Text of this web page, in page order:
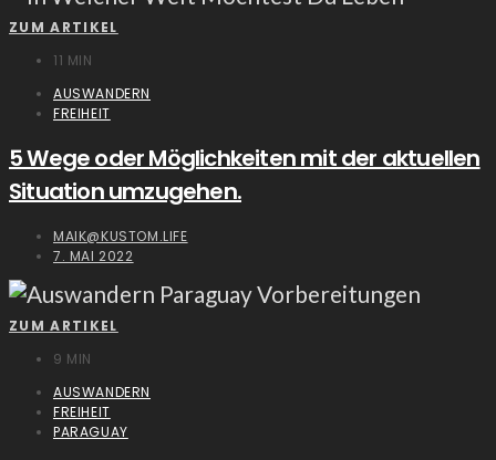
ZUM ARTIKEL
11 MIN
AUSWANDERN
FREIHEIT
5 Wege oder Möglichkeiten mit der aktuellen
Situation umzugehen.
MAIK@KUSTOM.LIFE
7. MAI 2022
ZUM ARTIKEL
9 MIN
AUSWANDERN
FREIHEIT
PARAGUAY